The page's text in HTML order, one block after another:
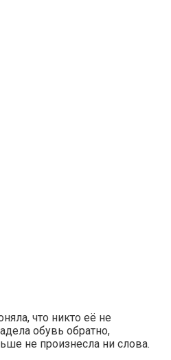
что никто её не
обувь обратно,
не произнесла ни слова.